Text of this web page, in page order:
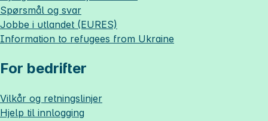
Spørsmål og svar
Jobbe i utlandet (EURES)
Information to refugees from Ukraine
For bedrifter
Vilkår og retningslinjer
Hjelp til innlogging